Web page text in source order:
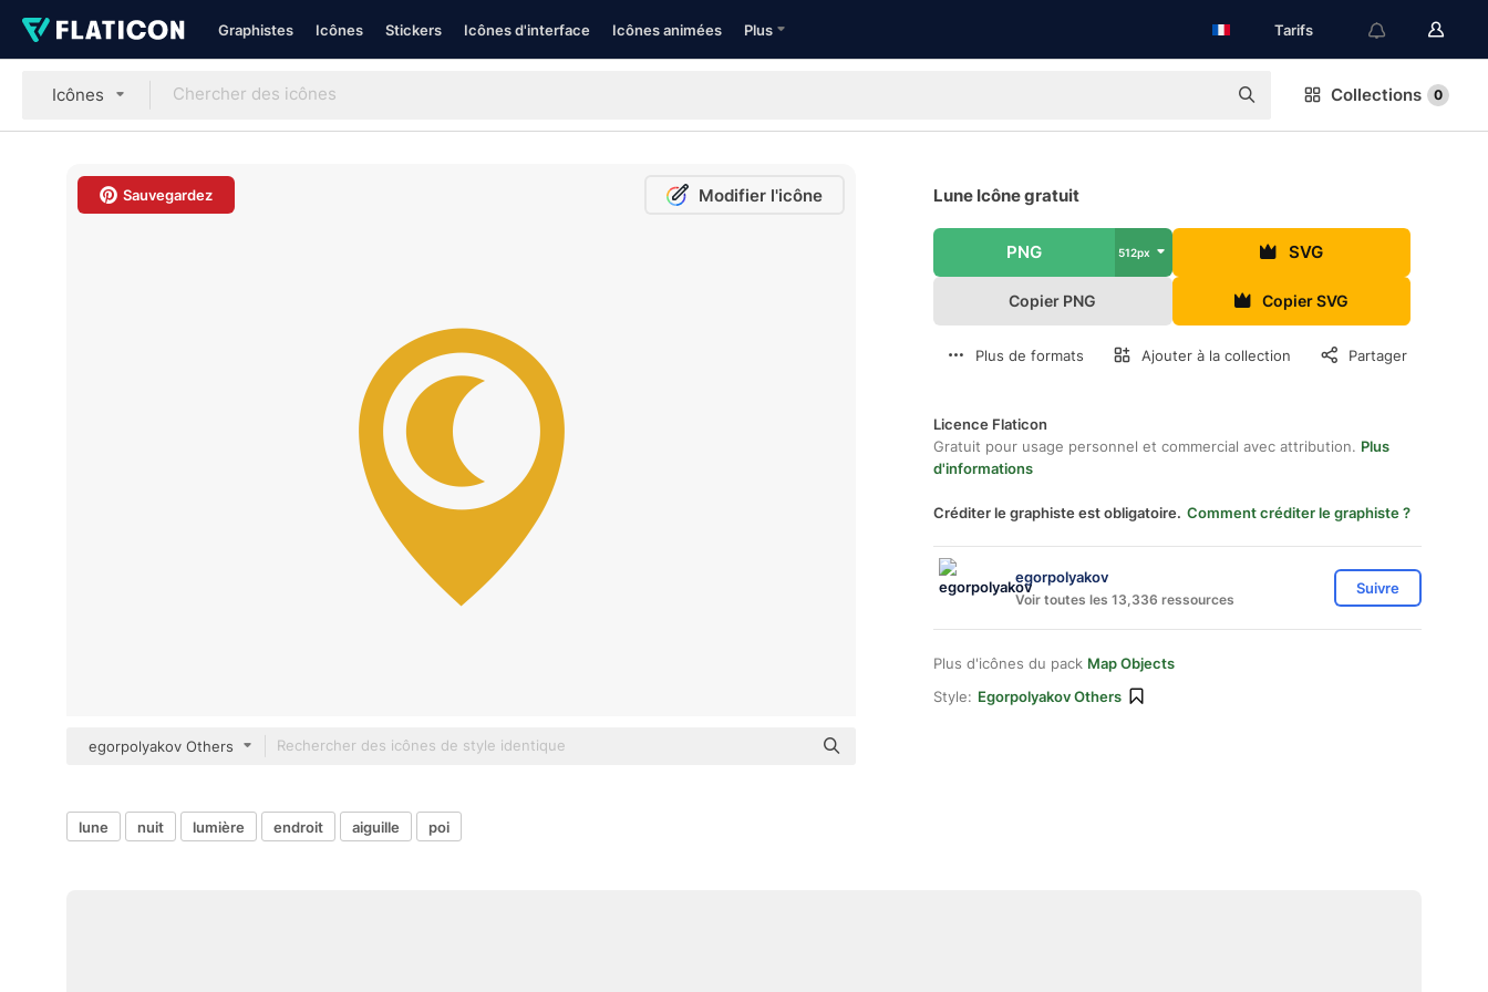
Graphistes Icônes Stickers Icônes d'interface Icônes animées Plus Tarifs
Icônes Collections 0
Sauvegardez Modifier l'icône
egorpolyakov Others
Lune Icône gratuit
PNG 512px SVG
Copier PNG Copier SVG
Plus de formats Ajouter à la collection Partager
Licence Flaticon
Gratuit pour usage personnel et commercial avec attribution. Plus
d'informations
Créditer le graphiste est obligatoire. Comment créditer le graphiste ?
egorpolyakov
Voir toutes les 13,336 ressources
Suivre
Plus d'icônes du pack Map Objects
Style: Egorpolyakov Others
lune nuit lumière endroit aiguille poi